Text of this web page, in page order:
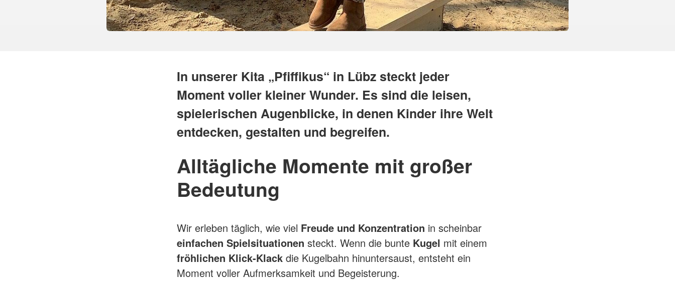
In unserer Kita „Pfiffikus“ in Lübz steckt jeder
Moment voller kleiner Wunder. Es sind die leisen,
spielerischen Augenblicke, in denen Kinder ihre Welt
entdecken, gestalten und begreifen.
Alltägliche Momente mit großer
Bedeutung
Wir erleben täglich, wie viel Freude und Konzentration in scheinbar
einfachen Spielsituationen steckt. Wenn die bunte Kugel mit einem
fröhlichen Klick-Klack die Kugelbahn hinuntersaust, entsteht ein
Moment voller Aufmerksamkeit und Begeisterung.